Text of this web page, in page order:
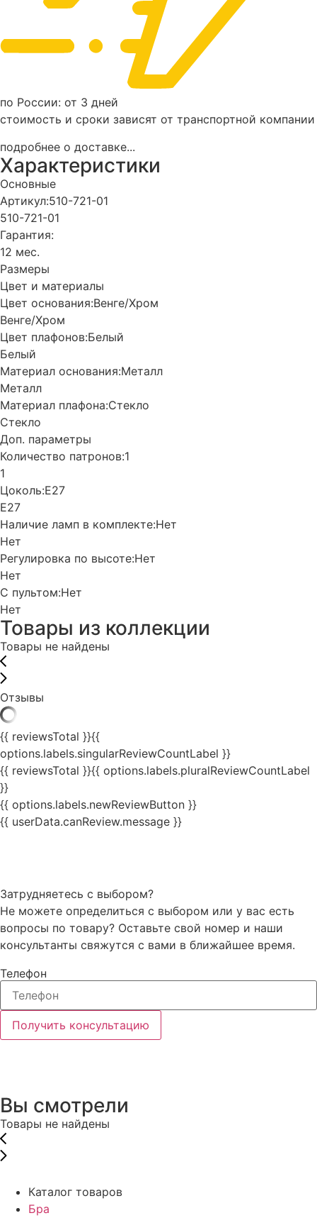
по России: от 3 дней
стоимость и сроки зависят от транспортной компании
подробнее о доставке...
Характеристики
Основные
Артикул:510-721-01
510-721-01
Гарантия:
12 мес.
Размеры
Цвет и материалы
Цвет основания:Венге/Хром
Венге/Хром
Цвет плафонов:Белый
Белый
Материал основания:Металл
Металл
Материал плафона:Стекло
Стекло
Доп. параметры
Количество патронов:1
1
Цоколь:Е27
Е27
Наличие ламп в комплекте:Нет
Нет
Регулировка по высоте:Нет
Нет
С пультом:Нет
Нет
Товары из коллекции
Товары не найдены
Отзывы
{{ reviewsTotal }}{{
options.labels.singularReviewCountLabel }}
{{ reviewsTotal }}{{ options.labels.pluralReviewCountLabel
}}
{{ options.labels.newReviewButton }}
{{ userData.canReview.message }}
Затрудняетесь с выбором?
Не можете определиться с выбором или у вас есть
вопросы по товару? Оставьте свой номер и наши
консультанты свяжутся с вами в ближайшее время.
Телефон
Получить консультацию
Вы смотрели
Товары не найдены
Каталог товаров
Бра